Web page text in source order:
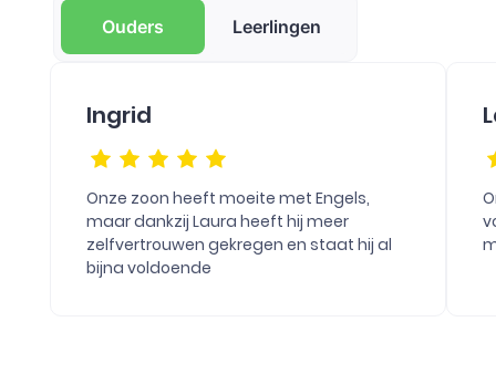
Ouders Leerlingen
Ingrid
Onze zoon heeft moeite met Engels,
maar dankzij Laura heeft hij meer
zelfvertrouwen gekregen en staat hij al
bijna voldoende